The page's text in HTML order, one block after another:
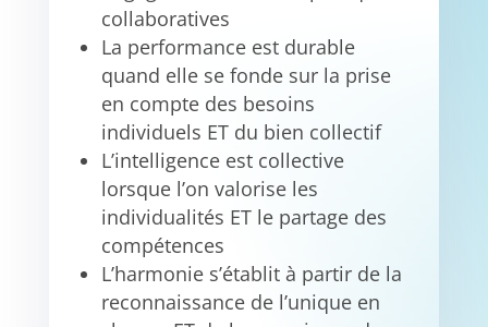
collaboratives
La performance est durable
quand elle se fonde sur la prise
en compte des besoins
individuels ET du bien collectif
L’intelligence est collective
lorsque l’on valorise les
individualités ET le partage des
compétences
L’harmonie s’établit à partir de la
reconnaissance de l’unique en